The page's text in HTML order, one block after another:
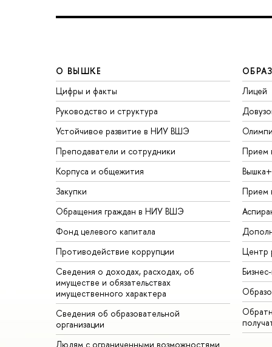
О ВЫШКЕ
Цифры и факты
Руководство и структура
Устойчивое развитие в НИУ ВШЭ
Преподаватели и сотрудники
Корпуса и общежития
Закупки
Обращения граждан в НИУ ВШЭ
Фонд целевого капитала
Противодействие коррупции
Сведения о доходах, расходах, об
имуществе и обязательствах
имущественного характера
Сведения об образовательной
организации
Людям с ограниченными возможностями
Лицей
Прием
Вышка+
Прием
Центр